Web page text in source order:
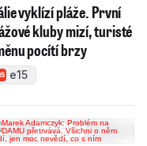
vyklízí pláže. První
kluby mizí, turisté
pocítí brzy
e15